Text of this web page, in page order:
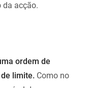
da acção.
ordem de
limite. Como no